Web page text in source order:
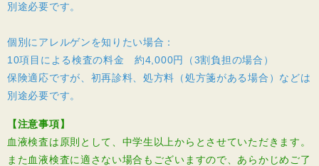
別途必要です。
個別にアレルゲンを知りたい場合：
10項目による検査の料金 約4,000円（3割負担の場合）
保険適応ですが、初再診料、処方料（処方箋がある場合）などは
別途必要です。
【注意事項】
血液検査は原則として、中学生以上からとさせていただきます。
また血液検査に適さない場合もございますので、あらかじめご了